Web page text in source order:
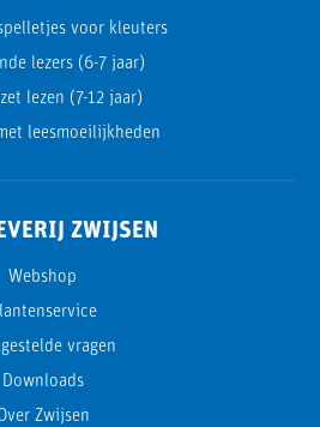
voor kleuters
lezers (6-7 jaar)
lezen (7-12 jaar)
leesmoeilijkheden
ZWIJSEN
Webshop
vragen
Downloads
Zwijsen